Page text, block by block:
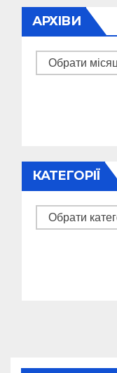
АРХІВИ
Архіви
КАТЕГОРІЇ
Категорії